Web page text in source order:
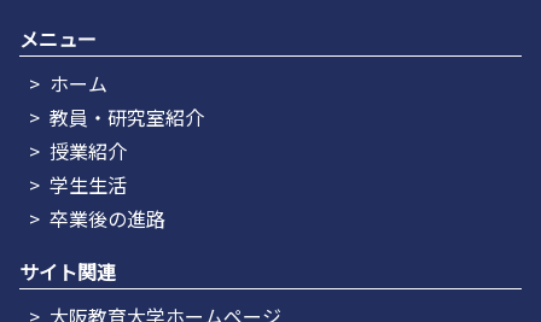
メニュー
ホーム
教員・研究室紹介
授業紹介
学生生活
卒業後の進路
サイト関連